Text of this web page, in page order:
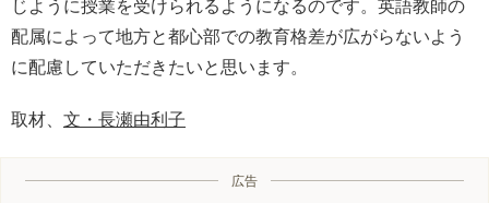
じように授業を受けられるようになるのです。英語教師の
配属によって地方と都心部での教育格差が広がらないよう
に配慮していただきたいと思います。
取材、 文・長瀬由利子
広告